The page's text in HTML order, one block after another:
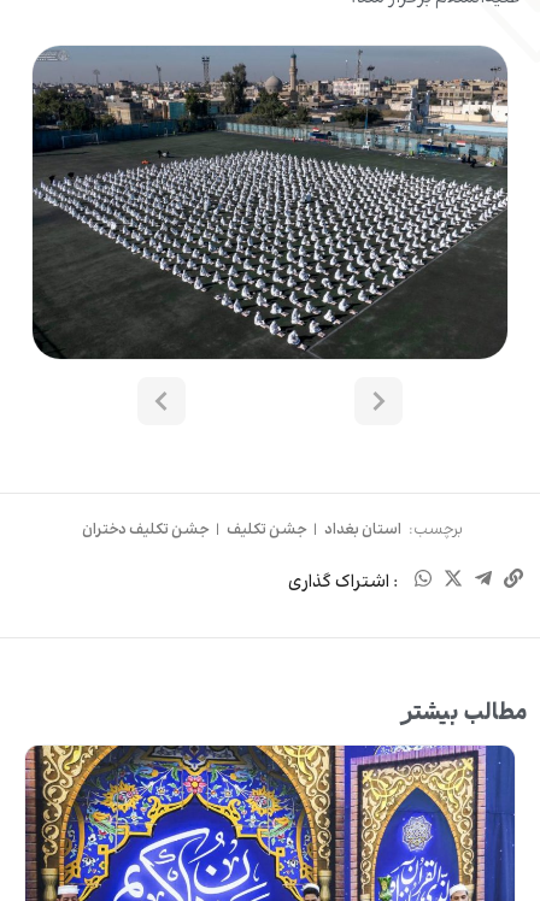
برچسب: استان بغداد | جشن تکلیف | جشن تکلیف دختران
: اشتراک گذاری
مطالب بیشتر